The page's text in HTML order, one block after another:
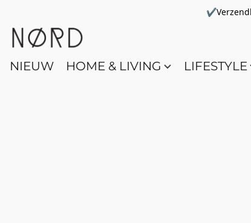
NIEUW HOME & LIVING LIFESTYLE